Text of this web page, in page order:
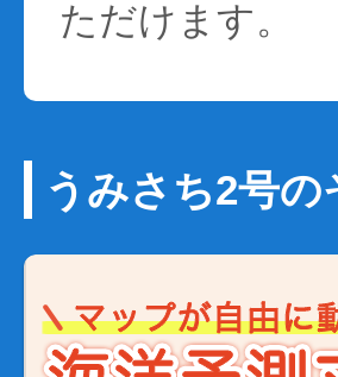
ただけます。
うみさち2号